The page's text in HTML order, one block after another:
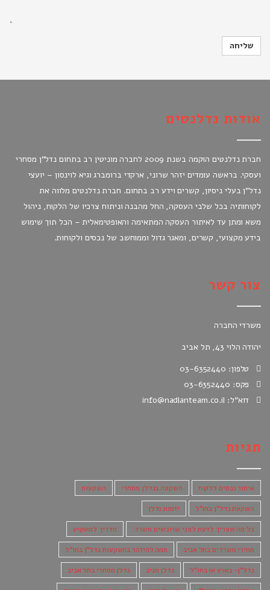
אודות נדלנטים
חברת נדלנטים הוקמה בשנת 2009 לחברה מוניטין רב בתחום נדל"ן מסחרי
ועסקי. בראשה עומדים יזהר שרוני, ארקדי ברומברג וגיא לוינסון – יועצי
נדל"ן בעלי ניסיון, קשרים וידע רב בתחום. חברת נדלנטים מלווה את
לקוחותיה בכל שלבי העסקה, החל מהבנה וניתוח צרכיו של הלקוח, ניהול
משא ומתן עד לאיתור העסקה המתאימה והאופטימאלית – הכל תוך שימוש
בידע מקצועי, קשרים, ומאגר גדול וממוחשב של נכסים ולקוחות.
צור קשר
משרדי החברה
יהודה הלוי 43, תל אביב
טלפון: 03-6352440
פקס: 03-6352440
דוא"ל: info@nadlanteam.co.il
תגיות
איתור נכסים ללקוח השקעה בנדלן מסחרי השקעות
השקעת נדל"ן בחו"ל יזמות נדלן
כל מה שצריך לדעת לפני שרוכשים משרד. מדריך למשקיע
מחירי משרדים בתל אביב ממה להיזהר בהשקעות נדל"ן בחו"ל
נדל"ן- בארץ או בחו"ל נדלן מניב נדלן מסחרי בתל אביב